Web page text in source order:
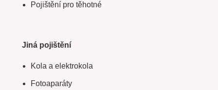
Pojištění pro těhotné
Jiná pojištění
Kola a elektrokola
Fotoaparáty